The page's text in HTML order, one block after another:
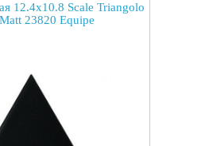
12.4x10.8 Scale Triangolo
23820 Equipe